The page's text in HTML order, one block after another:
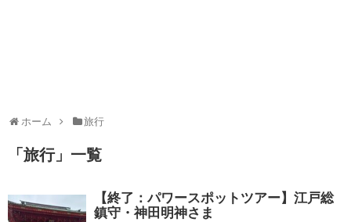
ホーム 旅行
「 旅行」 一覧
【終了：パワースポットツアー】江戸総
鎮守・神田明神さま